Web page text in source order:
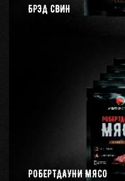
БРЭД СВИН
РОБЕРТДАУНИ МЯСО